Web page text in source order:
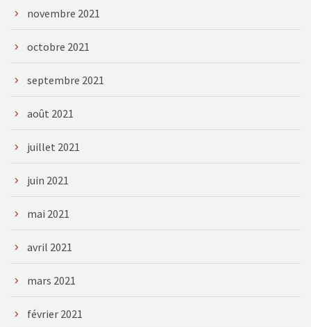
novembre 2021
octobre 2021
septembre 2021
août 2021
juillet 2021
juin 2021
mai 2021
avril 2021
mars 2021
février 2021